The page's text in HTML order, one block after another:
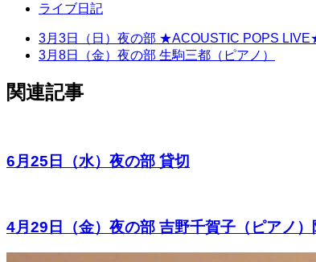
ライブ日記
3月3日（日）夜の部 ★ACOUSTIC POPS
3月8日（金）夜の部 生駒三都（ピアノ）
関連記事
6月25日（水）夜の部 貸切
4月29日（金）夜の部 吉野千賀子（ピアノ）